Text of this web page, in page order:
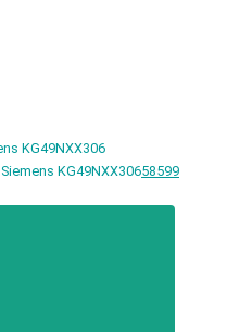
KG49NXX30658599